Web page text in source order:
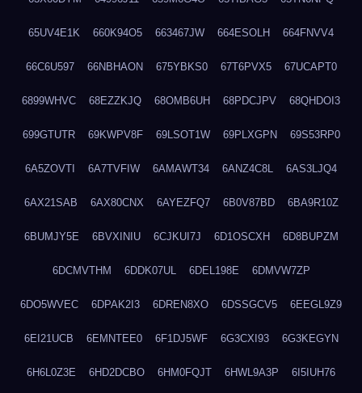
65UV4E1K 660K94O5 663467JW 664ESOLH 664FNVV4
66C6U597 66NBHAON 675YBKS0 67T6PVX5 67UCAPT0
6899WHVC 68EZZKJQ 68OMB6UH 68PDCJPV 68QHDOI3
699GTUTR 69KWPV8F 69LSOT1W 69PLXGPN 69S53RP0
6A5ZOVTI 6A7TVFIW 6AMAWT34 6ANZ4C8L 6AS3LJQ4
6AX21SAB 6AX80CNX 6AYEZFQ7 6B0V87BD 6BA9R10Z
6BUMJY5E 6BVXINIU 6CJKUI7J 6D1OSCXH 6D8BUPZM
6DCMVTHM 6DDK07UL 6DEL198E 6DMVW7ZP
6DO5WVEC 6DPAK2I3 6DREN8XO 6DSSGCV5 6EEGL9Z9
6EI21UCB 6EMNTEE0 6F1DJ5WF 6G3CXI93 6G3KEGYN
6H6L0Z3E 6HD2DCBO 6HM0FQJT 6HWL9A3P 6I5IUH76